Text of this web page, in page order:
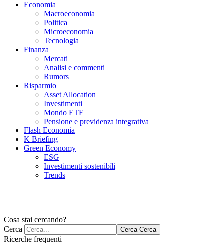
Economia
Macroeconomia
Politica
Microeconomia
Tecnologia
Finanza
Mercati
Analisi e commenti
Rumors
Risparmio
Asset Allocation
Investimenti
Mondo ETF
Pensione e previdenza integrativa
Flash Economia
K Briefing
Green Economy
ESG
Investimenti sostenibili
Trends
Cosa stai cercando?
Cerca
Cerca Cerca
Ricerche frequenti